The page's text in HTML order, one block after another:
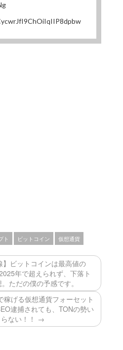
ト ビットコイン 仮想通貨
ビットコインは最高値の
年で超えられず、下落ト
ただの僕の予感です。
げる仮想通貨フォーセット
逮捕されても、TONの勢い
らない！！ →